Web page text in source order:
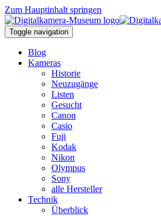
Zum Hauptinhalt springen
Toggle navigation
Blog
Kameras
Historie
Neuzugänge
Listen
Gesucht
Canon
Casio
Fuji
Kodak
Nikon
Olympus
Sony
alle Hersteller
Technik
Überblick